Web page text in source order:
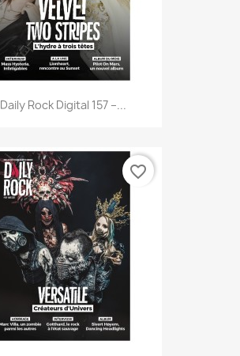
Daily Rock Digital 157 –...
favorite_border